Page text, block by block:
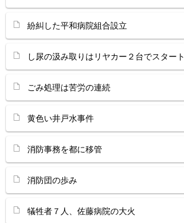
紛糾した平和病院組合設立
し尿の汲み取りはリヤカー２台でスタート
ごみ処理は苦労の連続
黄色い井戸水事件
消防事務を都に移管
消防団の歩み
犠牲者７人、佐藤病院の大火